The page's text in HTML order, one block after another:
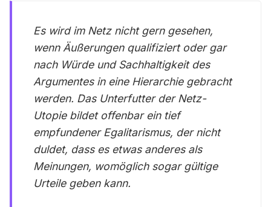
Es wird im Netz nicht gern gesehen,
wenn Äußerungen qualifiziert oder gar
nach Würde und Sachhaltigkeit des
Argumentes in eine Hierarchie gebracht
werden. Das Unterfutter der Netz-
Utopie bildet offenbar ein tief
empfundener Egalitarismus, der nicht
duldet, dass es etwas anderes als
Meinungen, womöglich sogar gültige
Urteile geben kann.